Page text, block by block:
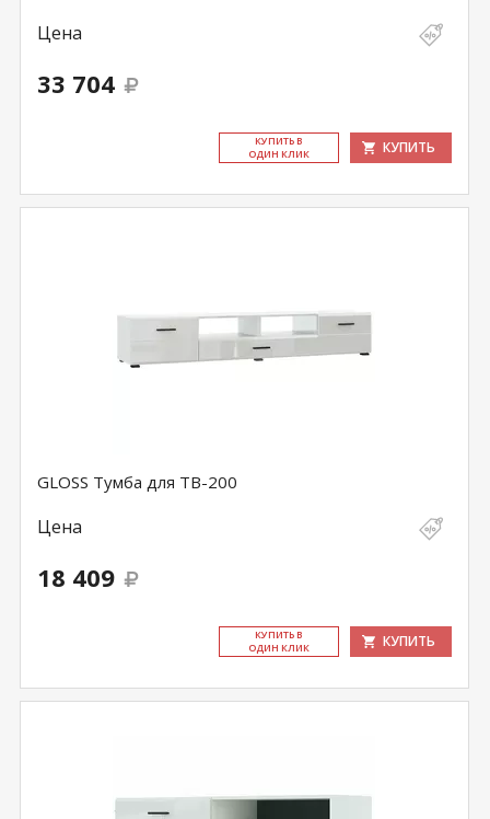
Цена
33 704
КУ­ПИТЬ В
ОДИН КЛИК
КУПИТЬ
GLOSS Тумба для ТВ-200
Цена
18 409
КУ­ПИТЬ В
ОДИН КЛИК
КУПИТЬ